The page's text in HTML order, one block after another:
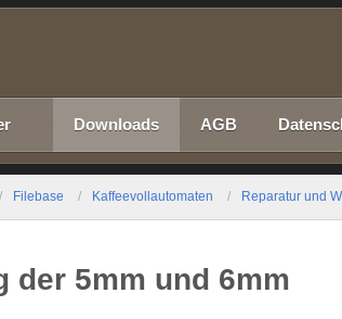
Downloads AGB
Filebase Kaffeevollautomaten Reparatur und
der 5mm und 6mm